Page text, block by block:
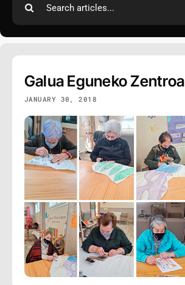
for:
Galua Eguneko Zentroa
JANUARY 30, 2018